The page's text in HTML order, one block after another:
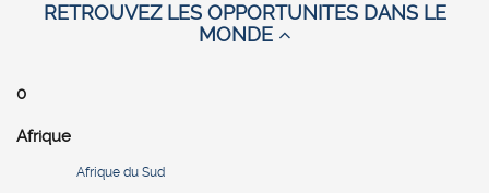
RETROUVEZ LES OPPORTUNITES DANS LE
MONDE
0
Afrique
Afrique du Sud